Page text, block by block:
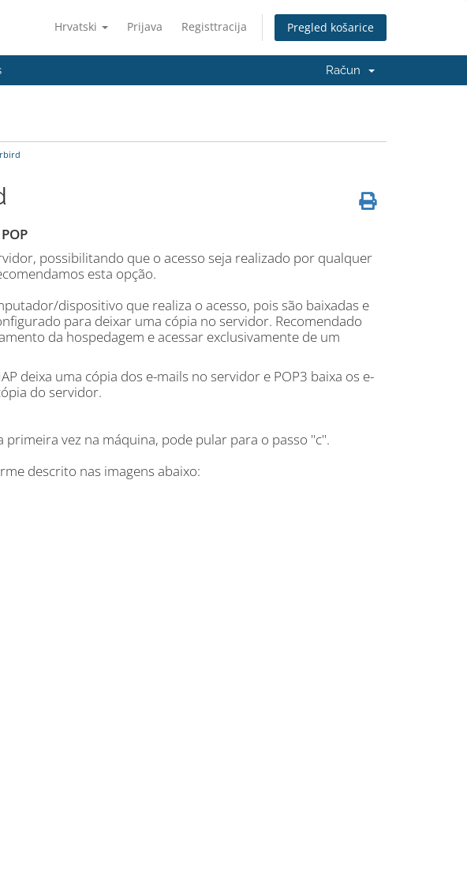
Hrvatski Prijava Registtracija Pregled košarice
Račun
possibilitando que o acesso seja realizado por qualquer
esta opção.
dispositivo que realiza o acesso, pois são baixadas e
para deixar uma cópia no servidor. Recomendado
da hospedagem e acessar exclusivamente de um
deixa uma cópia dos e-mails no servidor e POP3 baixa os e-
do servidor.
vez na máquina, pode pular para o passo "c".
descrito nas imagens abaixo: